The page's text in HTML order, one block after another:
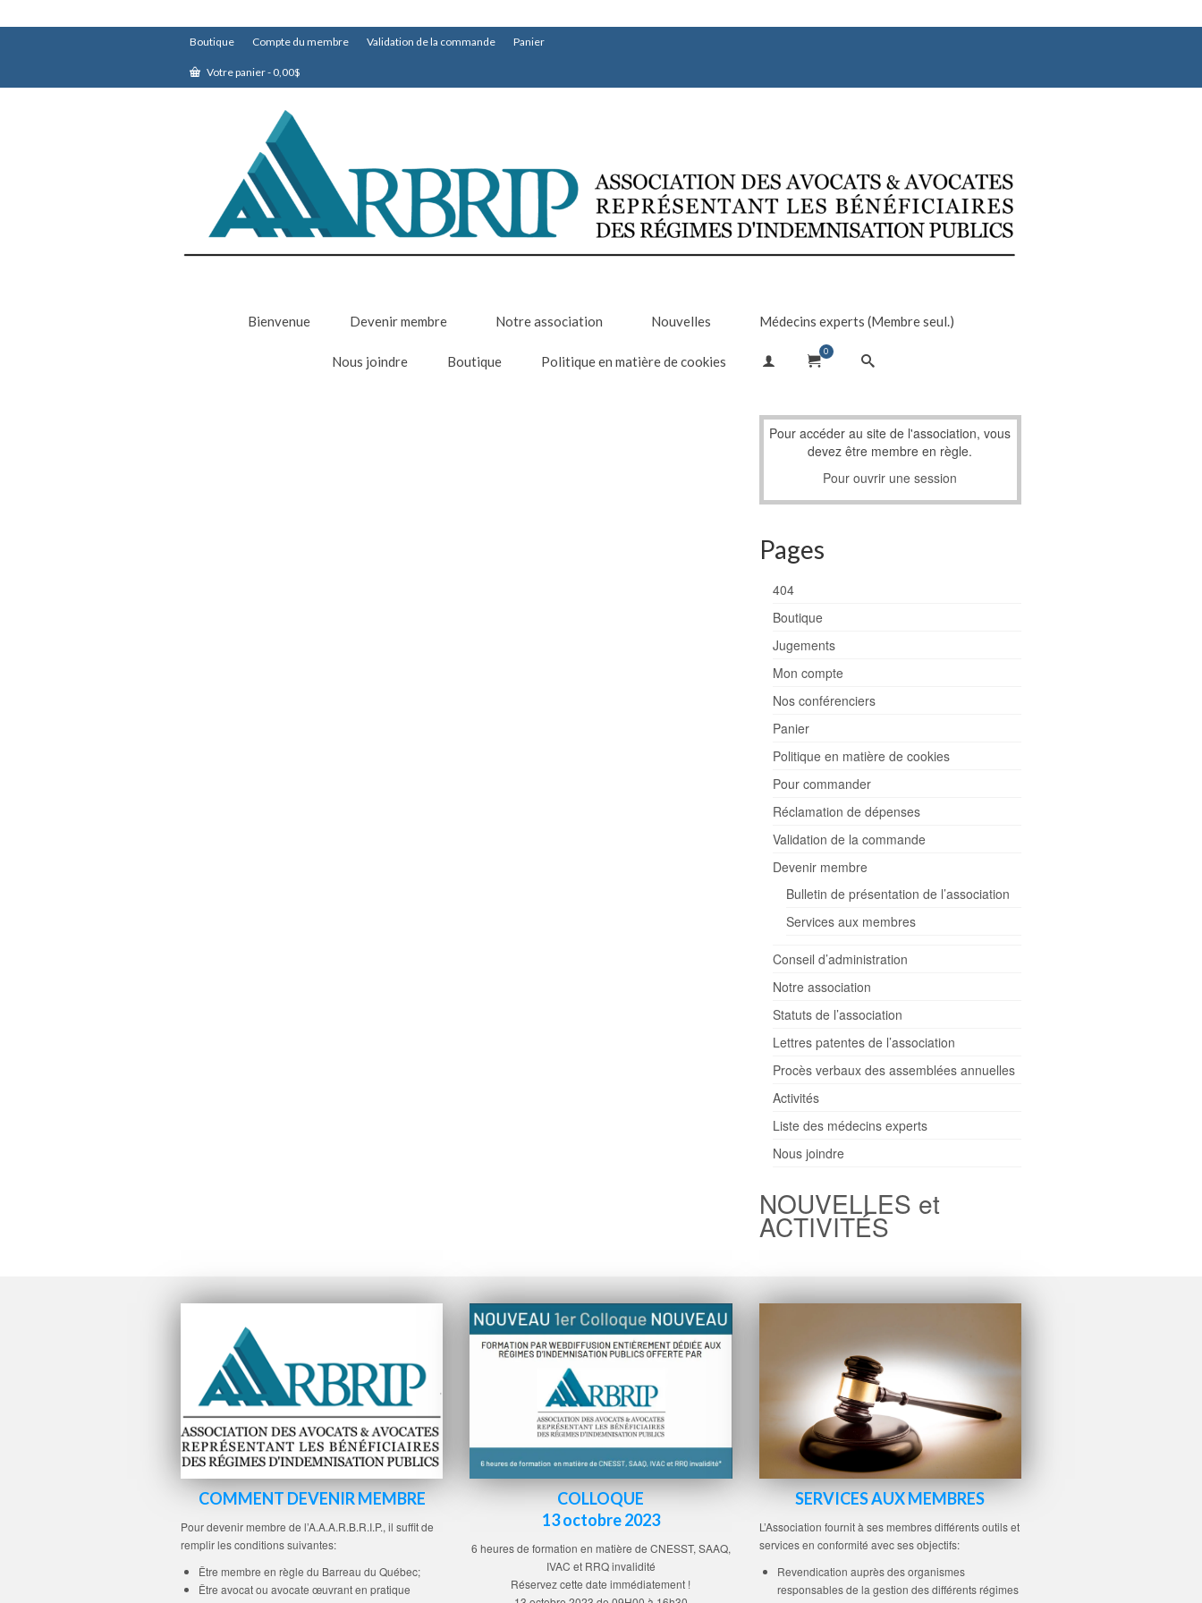
Boutique Compte du membre Validation de la commande Panier
Votre panier- 0,00$
Bienvenue Devenir membre Notre association Nouvelles Médecins experts (Membre seul.)
Nous joindre Boutique Politique en matière de cookies
0
Pour accéder au site de l'association, vous
devez être membre en règle.
Pour ouvrir une session
Pages
404
Boutique
Jugements
Mon compte
Nos conférenciers
Panier
Politique en matière de cookies
Pour commander
Réclamation de dépenses
Validation de la commande
Devenir membre
Bulletin de présentation de l’association
Services aux membres
Conseil d’administration
Notre association
Statuts de l’association
Lettres patentes de l’association
Procès verbaux des assemblées annuelles
Activités
Liste des médecins experts
Nous joindre
NOUVELLES et
ACTIVITÉS
COMMENT DEVENIR MEMBRE
Pour devenir membre de l’A.A.A.R.B.R.I.P., il suffit de
remplir les conditions suivantes:
Être membre en règle du Barreau du Québec;
Être avocat ou avocate œuvrant en pratique
COLLOQUE
13 octobre 2023
6 heures de formation en matière de CNESST, SAAQ,
IVAC et RRQ invalidité
Réservez cette date immédiatement !
SERVICES AUX MEMBRES
L’Association fournit à ses membres différents outils et
services en conformité avec ses objectifs:
Revendication auprès des organismes
responsables de la gestion des différents régimes